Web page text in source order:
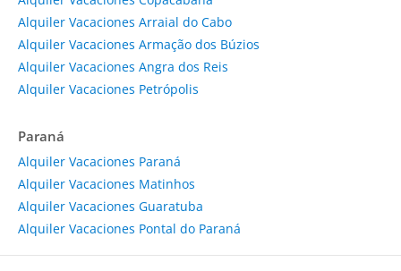
Alquiler Vacaciones Arraial do Cabo
Alquiler Vacaciones Armação dos Búzios
Alquiler Vacaciones Angra dos Reis
Alquiler Vacaciones Petrópolis
Paraná
Alquiler Vacaciones Paraná
Alquiler Vacaciones Matinhos
Alquiler Vacaciones Guaratuba
Alquiler Vacaciones Pontal do Paraná